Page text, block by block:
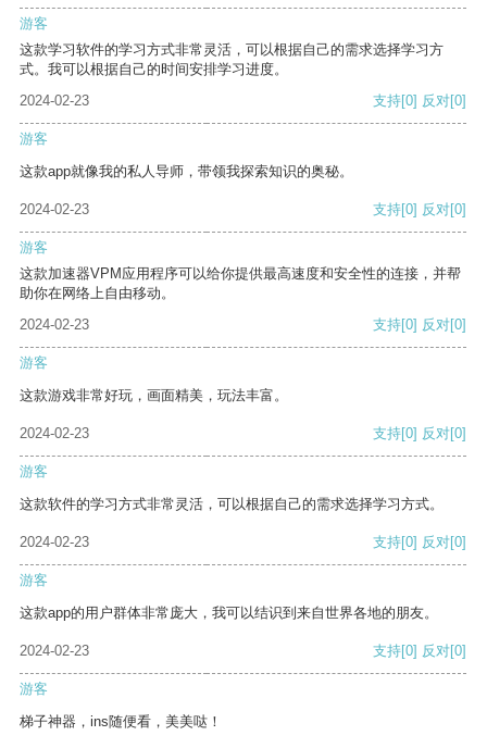
游客
这款学习软件的学习方式非常灵活，可以根据自己的需求选择学习方
式。我可以根据自己的时间安排学习进度。
2024-02-23
支持[0] 反对[0]
游客
这款app就像我的私人导师，带领我探索知识的奥秘。
2024-02-23 支持[0] 反对[0]
游客
这款加速器VPM应用程序可以给你提供最高速度和安全性的连接，并帮
助你在网络上自由移动。
2024-02-23
支持[0] 反对[0]
游客
这款游戏非常好玩，画面精美，玩法丰富。
2024-02-23 支持[0] 反对[0]
游客
这款软件的学习方式非常灵活，可以根据自己的需求选择学习方式。
2024-02-23 支持[0] 反对[0]
游客
这款app的用户群体非常庞大，我可以结识到来自世界各地的朋友。
2024-02-23 支持[0] 反对[0]
游客
梯子神器，ins随便看，美美哒！